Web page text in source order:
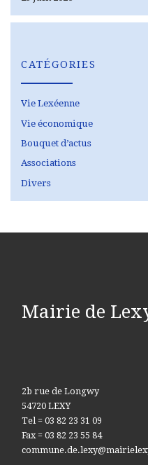
CATÉGORIES
Vie Lexéenne
Vie économique
Bouquet d’actus
Associations
Divers
Mairie de
2b rue de Longwy
54720 LEXY
Tel = 03 82 23 31 09
Fax = 03 82 23 55 84